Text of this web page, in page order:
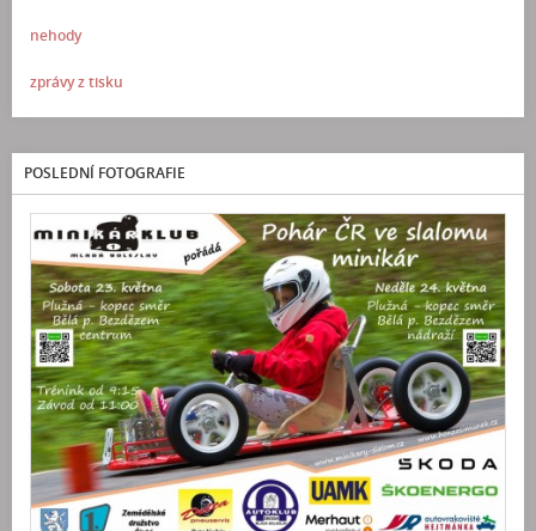
nehody
zprávy z tisku
POSLEDNÍ FOTOGRAFIE